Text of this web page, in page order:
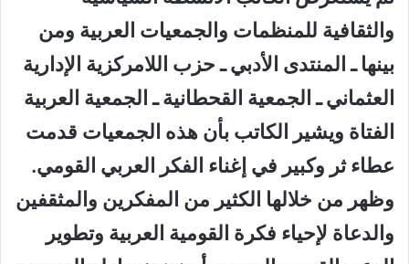
والثقافية للمنظمات والجمعيات العربية ومن
بينها ـ المنتدى الأدبي ـ حزب اللامركزية الإدارية
العثماني ـ الجمعية القحطانية ـ الجمعية العربية
الفتاة ويشير الكاتب بأن هذه الجمعيات قدمت
عطاء ثر وكبير في إغناء الفكر العربي القومي.
وظهر من خلالها الكثير من المفكرين والمثقفين
والدعاة لإحياء فكرة القومية العربية وتطوير